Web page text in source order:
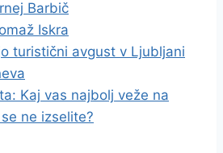
Barbič
Iskra
turistični avgust v Ljubljani
Kaj vas najbolj veže na
ne izselite?